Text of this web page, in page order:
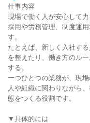
仕事内容
現場で働く人が安心して
採用や労務管理、制度運
す。
たとえば、新しく入社す
を整えたり、働き方のル
する。
一つひとつの業務が、現
人や組織に関わりながら
態をつくる役割です。
▼具体的には